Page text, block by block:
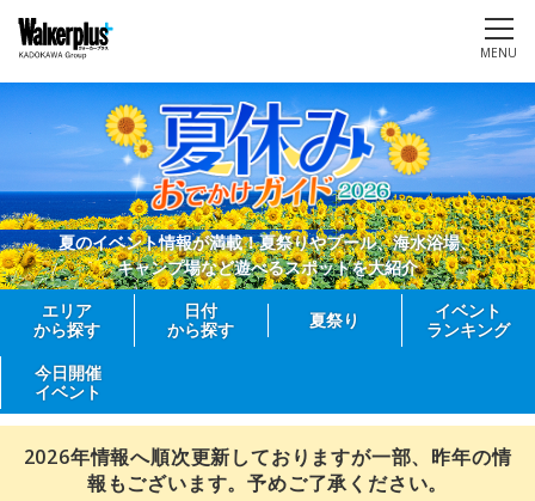
MENU
夏のイベント情報が満載！夏祭りやプール、海水浴場、
キャンプ場など遊べるスポットを大紹介
エリア
から探す
日付
から探す
夏祭り
イベント
ランキング
今日開催
イベント
2026年情報へ順次更新しておりますが一部、昨年の情
報もございます。予めご了承ください。